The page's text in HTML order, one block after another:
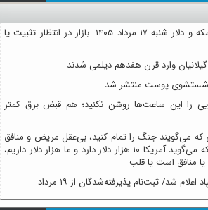
پیش بینی قیمت طلا، سکه و دلار شنبه ۱۷ مرداد ۱۴۰۵. بازار در انتظار تثبیت یا
شستشوی پوست منتشر شد
را این ساعت‌ها روشن نکنید؛ هم قبض برق کمتر
که می‌گویند جنگ را تمام کنید، بی‌عقل مریض و منافق
هستند/ این آدم بی‌عقلی که می‌گوید آمریکا ۱۰ هزار دلار دارد و ما هزار دلار داریم،
منافق است یا قلب
شد/ ثبت‌نام پذیرفته‌شدگان از ۱۹ مرداد